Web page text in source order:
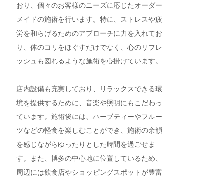
おり、個々のお客様のニーズに応じたオーダー
メイドの施術を行います。特に、ストレスや疲
労を和らげるためのアプローチに力を入れてお
り、体のコリをほぐすだけでなく、心のリフレ
ッシュも図れるような施術を心掛けています。
店内設備も充実しており、リラックスできる環
境を提供するために、音楽や照明にもこだわっ
ています。施術後には、ハーブティーやフルー
ツなどの軽食を楽しむことができ、施術の余韻
を感じながらゆったりとした時間を過ごせま
す。また、博多の中心地に位置しているため、
周辺には飲食店やショッピングスポットが豊富